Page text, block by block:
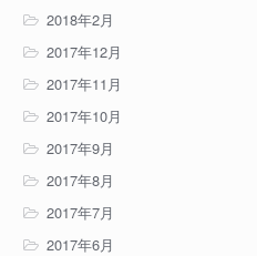
2018年2月
2017年12月
2017年11月
2017年10月
2017年9月
2017年8月
2017年7月
2017年6月